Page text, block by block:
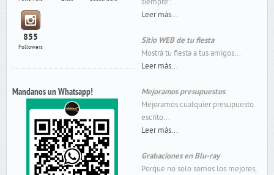
855
Followers
Mandanos un Whatsapp!
siempre"...
Leer más...
Sitio WEB de tu fiesta
Mostrá tu fiesta a tus amigos...
Leer más...
Mejoramos presupuestos
Mejoramos cualquier presupuesto
escrito...
Leer más...
Grabaciones en Blu-ray
Porque no solo somos los mejores,